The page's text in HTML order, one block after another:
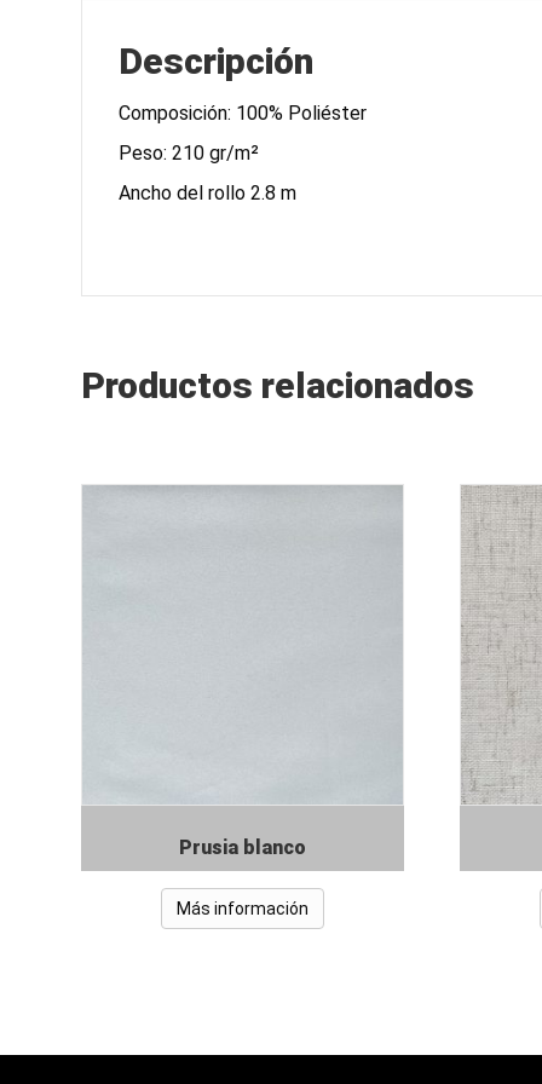
Descripción
Composición: 100% Poliéster
Peso: 210 gr/m²
Ancho del rollo 2.8 m
Productos relacionados
Prusia blanco
Más información